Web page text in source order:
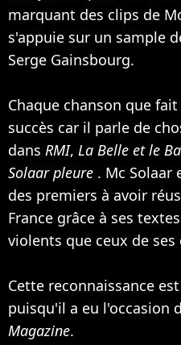
marquant des clips de
s'appuie sur un sample
Serge Gainsbourg.
Chaque chanson que
succès car il parle de
dans RMI, La Belle et le
Solaar pleure . Mc Solaar
des premiers à avoir
France grâce à ses
violents que ceux de ses
Cette reconnaissance
puisqu'il a eu l'occasion
Magazine.